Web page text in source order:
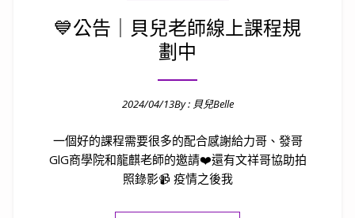
💙公告｜貝兒老師線上課程規
劃中
2024/04/13By : 貝兒Belle
一個好的課程需要很多的配合感謝給力哥、發哥
GlG商學院和龍麒老師的邀請❤️還有文祥哥協助拍
照錄影📹 疫情之後我